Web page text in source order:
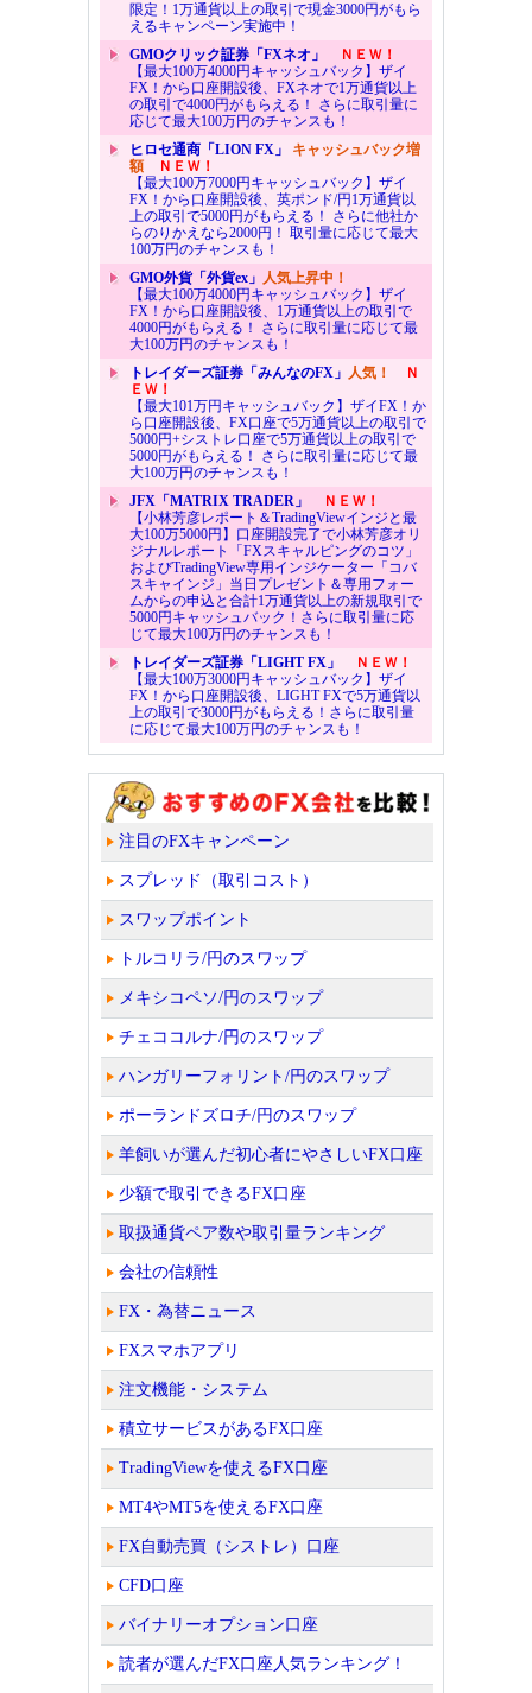
限定！1万通貨以上の取引で現金3000円がもら
えるキャンペーン実施中！
GMOクリック証券「FXネオ」
ＮＥＷ！
【最大100万4000円キャッシュバック】ザイ
FX！から口座開設後、FXネオで1万通貨以上
の取引で4000円がもらえる！ さらに取引量に
応じて最大100万円のチャンスも！
ヒロセ通商「LION FX」 キャッシュバック増
額ＮＥＷ！
【最大100万7000円キャッシュバック】ザイ
FX！から口座開設後、英ポンド/円1万通貨以
上の取引で5000円がもらえる！ さらに他社か
らのりかえなら2000円！ 取引量に応じて最大
100万円のチャンスも！
GMO外貨「外貨ex」 人気上昇中！
【最大100万4000円キャッシュバック】ザイ
FX！から口座開設後、1万通貨以上の取引で
4000円がもらえる！ さらに取引量に応じて最
大100万円のチャンスも！
トレイダーズ証券「みんなのFX」 人気！
Ｎ
ＥＷ！
【最大101万円キャッシュバック】ザイFX！か
ら口座開設後、FX口座で5万通貨以上の取引で
5000円+シストレ口座で5万通貨以上の取引で
5000円がもらえる！ さらに取引量に応じて最
大100万円のチャンスも！
JFX「MATRIX TRADER」
ＮＥＷ！
【小林芳彦レポート＆TradingViewインジと最
大100万5000円】口座開設完了で小林芳彦オリ
ジナルレポート「FXスキャルピングのコツ」
およびTradingView専用インジケーター「コバ
スキャインジ」当日プレゼント＆専用フォー
ムからの申込と合計1万通貨以上の新規取引で
5000円キャッシュバック！さらに取引量に応
じて最大100万円のチャンスも！
トレイダーズ証券「LIGHT FX」
ＮＥＷ！
【最大100万3000円キャッシュバック】ザイ
FX！から口座開設後、LIGHT FXで5万通貨以
上の取引で3000円がもらえる！さらに取引量
に応じて最大100万円のチャンスも！
注目のFXキャンペーン
スプレッド（取引コスト）
スワップポイント
トルコリラ/円のスワップ
メキシコペソ/円のスワップ
チェココルナ/円のスワップ
ハンガリーフォリント/円のスワップ
ポーランドズロチ/円のスワップ
羊飼いが選んだ初心者にやさしいFX口座
少額で取引できるFX口座
取扱通貨ペア数や取引量ランキング
会社の信頼性
FX・為替ニュース
FXスマホアプリ
注文機能・システム
積立サービスがあるFX口座
TradingViewを使えるFX口座
MT4やMT5を使えるFX口座
FX自動売買（シストレ）口座
CFD口座
バイナリーオプション口座
読者が選んだFX口座人気ランキング！